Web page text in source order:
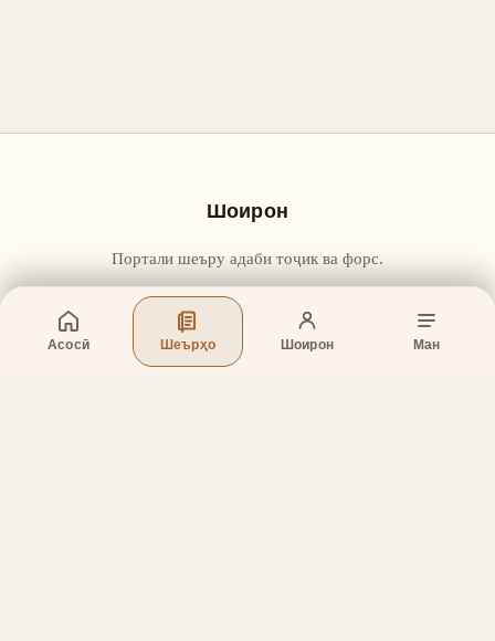
Асосӣ Шеърҳо Шоирон Ман
Шоирон
Портали шеъру адаби тоҷик ва форс.